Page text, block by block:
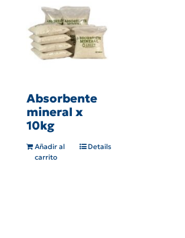
Absorbente
mineral x
10kg
Añadir al
carrito
Details